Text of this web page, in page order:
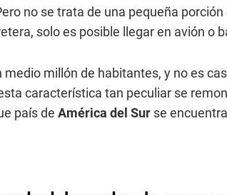
no se trata de una pequeña
solo es posible llegar en avión o
medio millón de habitantes, y no es
característica tan peculiar se
país de América del Sur se